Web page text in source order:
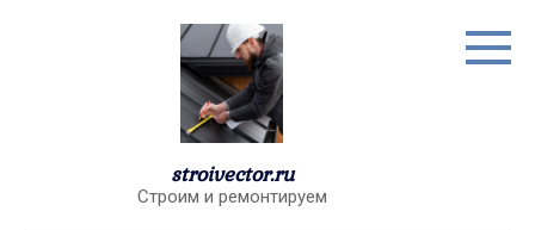
stroivector.ru
Строим и ремонтируем